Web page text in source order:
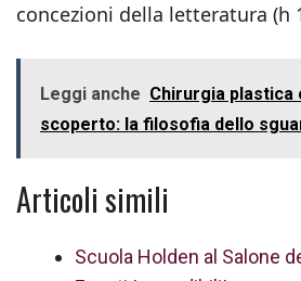
concezioni della letteratura (h
Leggi anche Chirurgia plastica
scoperto: la filosofia dello
Articoli simili
Scuola Holden al Salone